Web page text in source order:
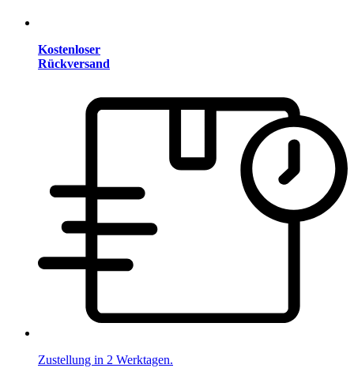
Kostenloser
Rückversand
Zustellung in 2 Werktagen.